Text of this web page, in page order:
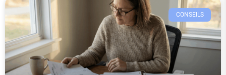
CONSEILS